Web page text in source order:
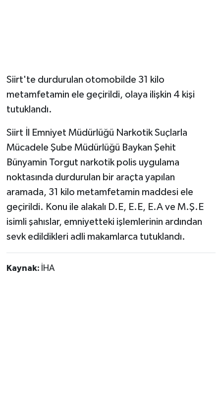
Siirt'te durdurulan otomobilde 31 kilo
metamfetamin ele geçirildi, olaya ilişkin 4 kişi
tutuklandı.
Siirt İl Emniyet Müdürlüğü Narkotik Suçlarla
Mücadele Şube Müdürlüğü Baykan Şehit
Bünyamin Torgut narkotik polis uygulama
noktasında durdurulan bir araçta yapılan
aramada, 31 kilo metamfetamin maddesi ele
geçirildi. Konu ile alakalı D.E, E.E, E.A ve M.Ş.E
isimli şahıslar, emniyetteki işlemlerinin ardından
sevk edildikleri adli makamlarca tutuklandı.
Kaynak: İHA